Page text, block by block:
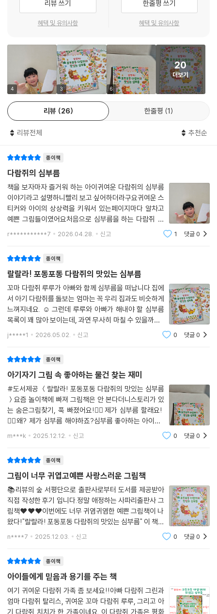
꼬마 다람쥐 루루는 첫 심부름이 끝날 무렵 긴장이 풀렸는지 그만 주저앉
았어요. 그래도 동생한테 줄 아기 양말은 품에 꼭 안고 있었답니다. 꼬마 다
구석구석 아기자기한 포동포동 숲으로 놀러 오세요!
《랄랄라! 포동포동 다람쥐의 맛있는 심부름》을 펼치면 아기자기한 볼거리
로 가득해요. 채소 가게 뒤편 밭에서는 꼬마 돼지와 할머니가 감자를 뽑고,
개구리 씨가 꽃다발을 들고 행복한 표정으로 꽃 가게를 나와 걸어가고 있
어요. 빵집 앞뜰 테이블에 나란히 앉아 바게트를 맛있게 먹는 생쥐들, 옷 가
아보세요. 또 앞 장면에 등장했던 여러 동물들이 다른 장면에도 다시 나타
달팽이 할머니, 어디론가 서둘러 가는 애벌레, 멋진 모자를 산 무당벌레 등
그림을 들여다 보면 또 다른 여러 숲속 주민들을 만날 수 있어요. 그래서 이
그림책을 읽을 땐 구석구석 샅샅이 놓치지 않고 보아야 한답니다. 그림 속
모든 등장인물이 또 다른 이야기의 주인공이기도 하니까요. 꼬마 다람쥐
루루를 묵묵히 지켜보며 심부름을 완수할 수 있도록 도와주는 아빠 다람
쥐, 갈 때는 루루를 태웠다가 돌아올 때는 심부름한 물건을 가득 싣고 오는
오리 모양의 수레도 꼭 눈여겨보세요.
함께 가자고 부탁하네요. 과연 어떤 심부름이 기다리고 있을까요?
리뷰 쓰기
혜택 및 유의사항
한줄평 쓰기
혜택 및 유의사항
4 3 6
20
더보기
리뷰 26 한줄평 1
리뷰전체 추천순
종이책
다람쥐의 심부름
책을 보자마자 즐거워 하는 아이귀여운 다람쥐의 심부름
이야기라고 설명하니빨리 보고 싶어하더라구요귀여운 스
티커와 아이의 상상력을 키워서 있는페이지마다 알차고
예쁜 그림들이였어요처음으로 심부름을 하는 다람쥐 차
례차례 가게를 방문하 구경하며 구석구석 물건을 찾아보
r***********7 2026.04.28. 신고 1 댓글0
종이책
랄랄라! 포동포동 다람쥐의 맛있는 심부름
꼬마 다람쥐 루루가 아빠와 함께 심부름을 떠납니다.집에
서 아기 다람쥐를 돌보는 엄마는 꼭 우리 집과도 비슷하게
느껴지네요. ☺ 그런데 루루와 아빠가 해내야 할 심부름
목록이 꽤 많아 보이는데, 과연 무사히 마칠 수 있을까요?
책 속 심부름 목록을 보며 아이와 조잘조잘 이야기를 나누
기 시작했습니다."야채는 어디서 사고, 꽃다발은 어디서
j*****1 2026.05.02. 신고 0 댓글0
종이책
아기자기 그림 속 좋아하는 물건 찾는 재미
#도서제공 ＜랄랄라! 포동포동 다람쥐의 맛있는 심부름
＞요즘 놀이책에 빠져 그림책은 안 본다더니스토리가 있
는 숨은그림찾기, 푹 빠졌어요!🙋‍♂️제가 심부름 할래요!
🙅‍♀️왜? 제가 심부름 해야하죠?심부름 좋아하는 아이도,
심부름 거부하는 아이도, 마트 쇼핑 좋아하는 아이에게도
m***k 2025.12.12. 신고 0 댓글0
종이책
그림이 너무 귀엽고예쁜 사랑스러운 그림책
📚리뷰의 숲 서평단으로 출판사로부터 도서를 제공받아
직접 작성한 후기 입니다.정말 애정하는 사파리출판사 그
림책❤️❤️❤️이번에도 너무 귀염귀염한 예쁜 그림책이 나
왔다!"랄랄라! 포동포동 다람쥐의 맛있는 심부름" 이 책은
그림이 너무 귀엽고 페이지 가득 그림이 있는데도전혀 복
n****7 2025.12.03. 신고 0 댓글0
종이책
아이들에게 믿음과 용기를 주는 책
여기 귀여운 다람쥐 가족 좀 보세요!!아빠 다람쥐 그린과
엄마 다람쥐 탈리스, 귀여운 꼬마 다람쥐 루루, 그리고 아
기 다람쥐 치치가 한 가족이네요. 이 다람쥐 가족은 평화